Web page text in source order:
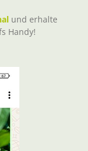
und erhalte
Handy!